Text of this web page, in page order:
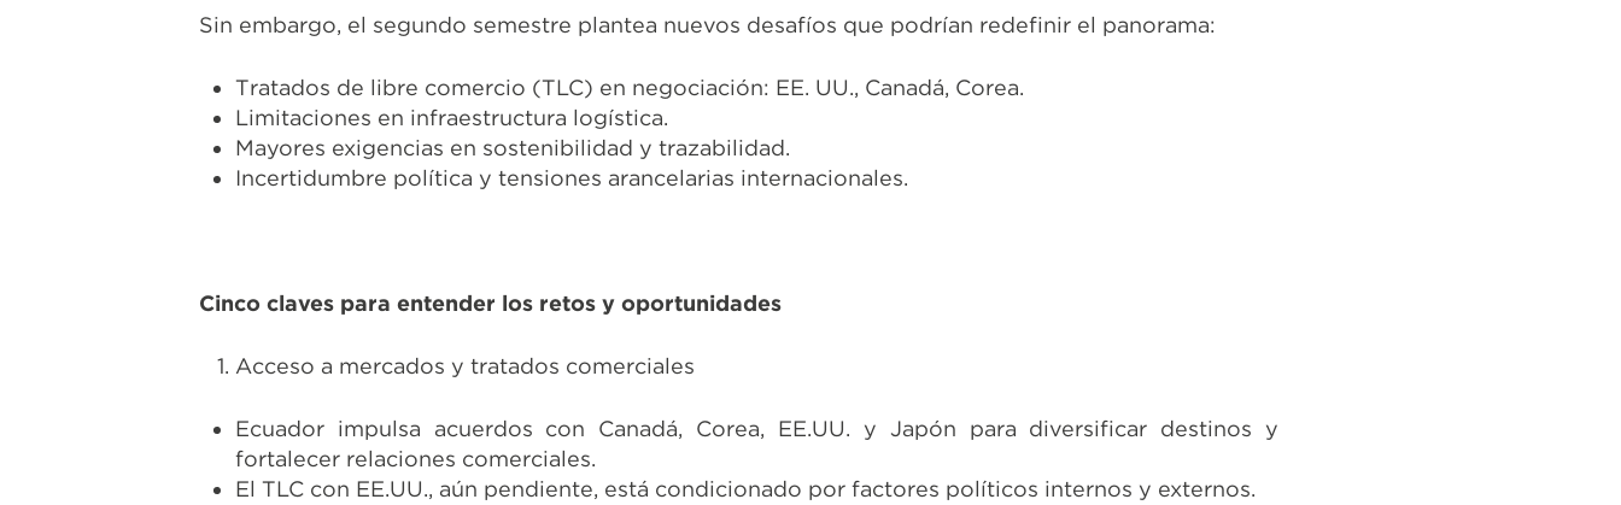
Sin embargo, el segundo semestre plantea nuevos desafíos que podrían redefinir el panorama:
Tratados de libre comercio (TLC) en negociación: EE. UU., Canadá, Corea.
Limitaciones en infraestructura logística.
Mayores exigencias en sostenibilidad y trazabilidad.
Incertidumbre política y tensiones arancelarias internacionales.
Cinco claves para entender los retos y oportunidades
Acceso a mercados y tratados comerciales
Ecuador impulsa acuerdos con Canadá, Corea, EE.UU. y Japón para diversificar destinos y
fortalecer relaciones comerciales.
El TLC con EE.UU., aún pendiente, está condicionado por factores políticos internos y externos.